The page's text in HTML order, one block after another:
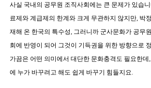
사실 국내의 공무원 조직사회에는 큰 문제가 있습
료제와 계급제의 한계와 크게 무관하지 않지만 박
재해 온 한국의 특수성
그러니까 군사문화가 공무
회에 반영이 되어 그것이 기득권을 위한 방향으로
가끔은 어떤 의미에서 대단한 문화충격도 필요한데
에 누가 바꾸려고 해도 쉽게 바꾸기 힘들지요